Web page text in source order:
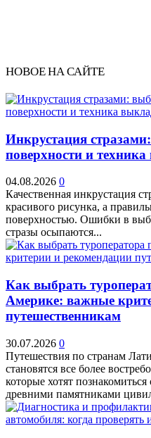
НОВОЕ НА САЙТЕ
Инкрустация
поверхности и
04.08.2026 0
Качественная инкрустация
красивого рисунка, а
поверхностью. Ошибки в
стразы осыпаются...
Как выбрать
Америке: важные
путешественникам
30.07.2026 0
Путешествия по странам
становятся все более
которые хотят
древними памятниками